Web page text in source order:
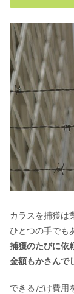
カラスを捕獲は
ひとつの手でも
捕獲のたびに依
金額もかさんで
できるだけ費用